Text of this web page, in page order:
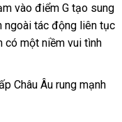
vào điểm G tạo sung
ngoài tác động liên tục
có một niềm vui tình